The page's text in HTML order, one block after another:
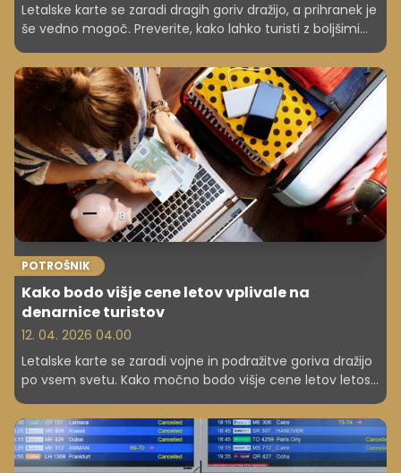
Letalske karte se zaradi dragih goriv dražijo, a prihranek je
še vedno mogoč. Preverite, kako lahko turisti z boljšimi
odločitvami znižajo stroške letalskih poletov.
POTROŠNIK
Kako bodo višje cene letov vplivale na
denarnice turistov
12. 04. 2026 04.00
Letalske karte se zaradi vojne in podražitve goriva dražijo
po vsem svetu. Kako močno bodo višje cene letov letos